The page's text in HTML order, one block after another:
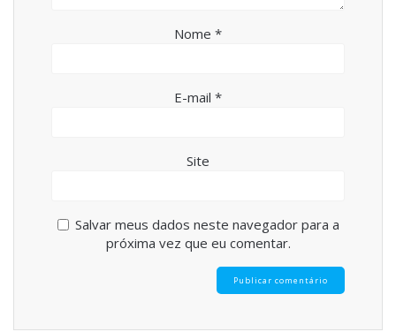
Nome *
E-mail *
Site
Salvar meus dados neste navegador para a
próxima vez que eu comentar.